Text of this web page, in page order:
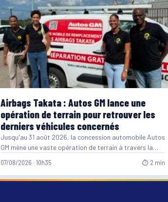
Airbags Takata : Autos GM lance une
opération de terrain pour retrouver les
derniers véhicules concernés
Jusqu'au 31 août 2026, la concession automobile Autos
GM mène une vaste opération de terrain à travers la…
07/08/2026 · 10h35 ⏱ 2 min